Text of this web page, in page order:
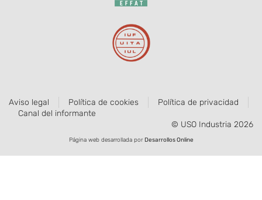
Aviso legal Política de cookies
Política de privacidad
Canal del informante
© USO Industria 2026
Página web desarrollada porDesarrollos Online